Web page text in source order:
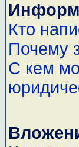
Кто
Почему
С кем